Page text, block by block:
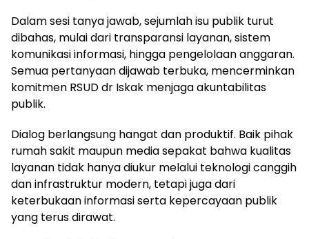
Dalam sesi tanya jawab, sejumlah isu publik turut
dibahas, mulai dari transparansi layanan, sistem
komunikasi informasi, hingga pengelolaan anggaran.
Semua pertanyaan dijawab terbuka, mencerminkan
komitmen RSUD dr Iskak menjaga akuntabilitas
publik.
Dialog berlangsung hangat dan produktif. Baik pihak
rumah sakit maupun media sepakat bahwa kualitas
layanan tidak hanya diukur melalui teknologi canggih
dan infrastruktur modern, tetapi juga dari
keterbukaan informasi serta kepercayaan publik
yang terus dirawat.